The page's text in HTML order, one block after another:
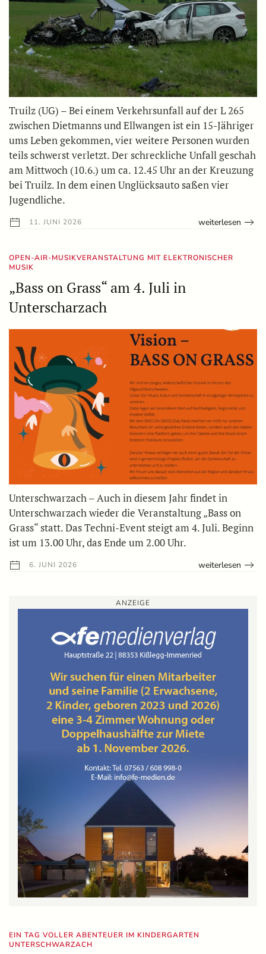
Truilz (UG) – Bei einem Verkehrsunfall auf der L 265
zwischen Dietmanns und Ellwangen ist ein 15-Jähriger
ums Leben gekommen, vier weitere Personen wurden
teils schwerst verletzt. Der schreckliche Unfall geschah
am Mittwoch (10.6.) um ca. 12.45 Uhr an der Kreuzung
bei Truilz. In dem einen Unglücksauto saßen vier
Jugendliche.
11. JUNI 2026 weiterlesen
OPEN-AIR-MUSIKVERANSTALTUNG MIT ELEKTRONISCHER
MUSIK
„Bass on Grass“ am 4. Juli in
Unterscharzach
Unterschwarzach – Auch in diesem Jahr findet in
Unterschwarzach wieder die Veranstaltung „Bass on
Grass“ statt. Das Techni-Event steigt am 4. Juli. Beginn
ist um 13.00 Uhr, das Ende um 2.00 Uhr.
6. JUNI 2026 weiterlesen
ANZEIGE
EIN TAG VOLLER ABENTEUER IM KINDERGARTEN
UNTERSCHWARZACH